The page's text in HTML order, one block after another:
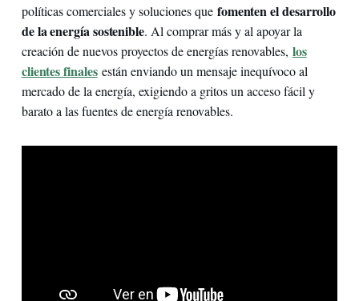
políticas comerciales y soluciones que fomenten el desarrollo
de la energía sostenible. Al comprar más y al apoyar la
creación de nuevos proyectos de energías renovables, los
clientes finalesestán enviando un mensaje inequívoco al
mercado de la energía, exigiendo a gritos un acceso fácil y
barato a las fuentes de energía renovables.